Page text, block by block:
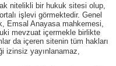
nitelikli bir hukuk sitesi olup,
işlevi görmektedir. Genel
Emsal Anayasa mahkemesi,
mevzuat içermekle birlikte
da içeren sitenin tüm hakları
izinsiz yayınlanamaz,